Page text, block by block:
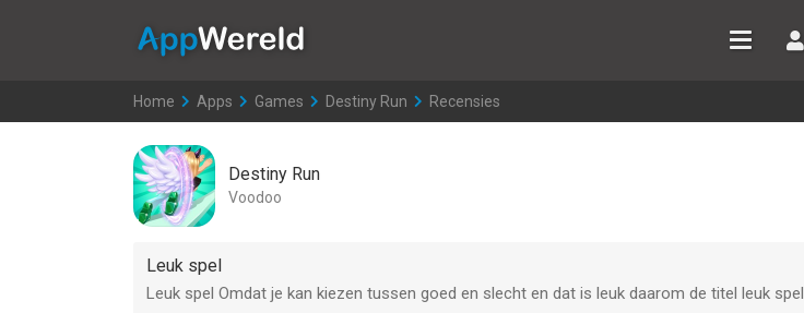
Home >
Apps >
Games >
Destiny Run >
Recensies
Destiny Run
Voodoo
Leuk spel
Leuk spel Omdat je kan kiezen tussen goed en slecht en dat is leuk daarom de titel leuk spel